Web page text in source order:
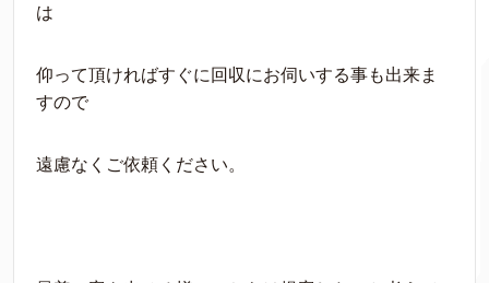
は
仰って頂ければすぐに回収にお伺いする事も出来ま
すので
遠慮なくご依頼ください。